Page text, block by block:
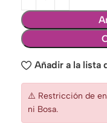
Añadir a la lista
⚠️ Restricción de
ni Bosa.